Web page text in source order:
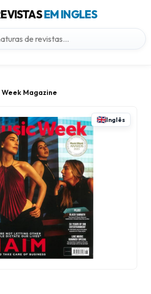
EM INGLES
Week Magazine
Inglês